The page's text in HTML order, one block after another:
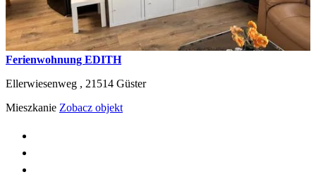
Ferienwohnung EDITH
Ellerwiesenweg , 21514 Güster
Mieszkanie Zobacz objekt